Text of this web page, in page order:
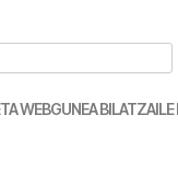
WEBGUNEA